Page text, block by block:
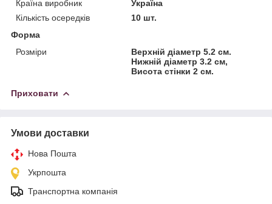
Країна виробник
Україна
Кількість осередків
10 шт.
Форма
Розміри
Верхній діаметр 5.2 см.
Нижній діаметр 3.2 см,
Висота стінки 2 см.
Приховати
Умови доставки
Нова Пошта
Укрпошта
Транспортна компанія